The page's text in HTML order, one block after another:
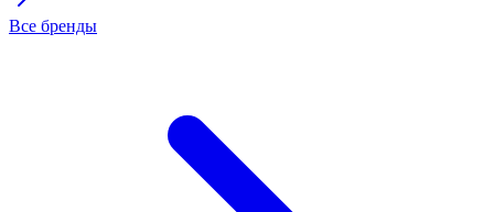
Все бренды